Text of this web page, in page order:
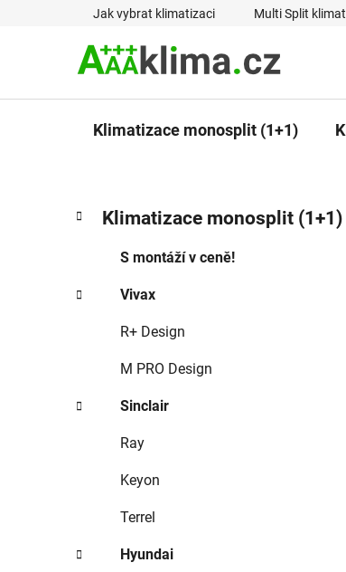
Jak vybrat klimatizaci Multi Split
Klimatizace monosplit (1+1)
P
r
í
p
kategorie
a
g
o
Klimatizace monosplit (1+1)
S montáží v ceně!
Vivax
R+ Design
M PRO Design
Sinclair
Ray
Keyon
Terrel
Hyundai